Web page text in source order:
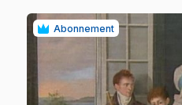
Abonnement